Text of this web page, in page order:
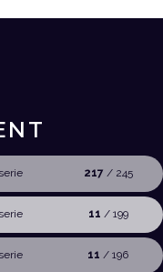
serie 217 / 245
serie 11 / 199
serie 11 / 196